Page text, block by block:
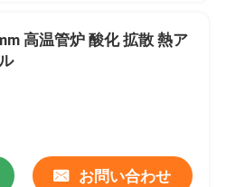
高温管炉 酸化 拡散 熱ア
お問い合わせ